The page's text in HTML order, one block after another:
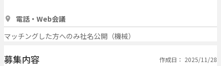
電話・Web会議
マッチングした方へのみ社名公開（機械）
募集内容 作成日： 2025/11/28